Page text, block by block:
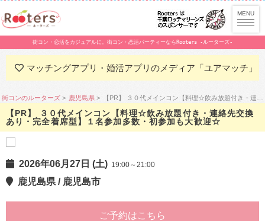
街コン・恋活をカジュアルに。街コン・恋活パーティーならRooters -ルーターズ-
マッチングアプリ・婚活アプリのメディア「ユアマッチ」
街コンのルーターズ 鹿児島県 【PR】 ３０代メインコン【料理☆飲み放題付き・連絡先交換あり・完全着席型】１名参加多数・初参加も大歓迎☆
【PR】 ３０代メインコン【料理☆飲み放題付き・連絡先交換
あり・完全着席型】１名参加多数・初参加も大歓迎☆
2026年06月27日 (土) 19:00～21:00
鹿児島県 / 鹿児島市
ご予約はこちら